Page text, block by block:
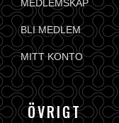
MEDLEMSKAP
BLI MEDLEM
MITT KONTO
ÖVRIGT